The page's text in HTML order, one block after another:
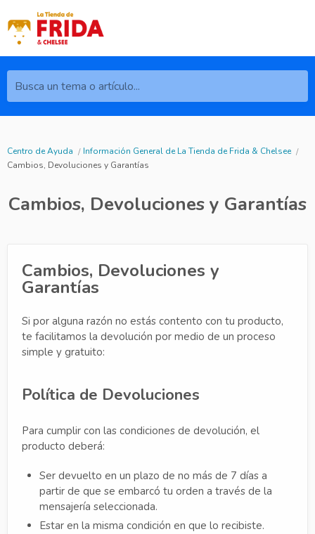
Busca un tema o artículo...
Centro de Ayuda
Información General de La Tienda de Frida & Chelsee
Cambios, Devoluciones y Garantías
Cambios, Devoluciones y Garantías
Cambios, Devoluciones y
Garantías
Si por alguna razón no estás contento con tu producto,
te facilitamos la devolución por medio de un proceso
simple y gratuito:
Política de Devoluciones
Para cumplir con las condiciones de devolución, el
producto deberá:
Ser devuelto en un plazo de no más de 7 días a
partir de que se embarcó tu orden a través de la
mensajería seleccionada.
Estar en la misma condición en que lo recibiste.